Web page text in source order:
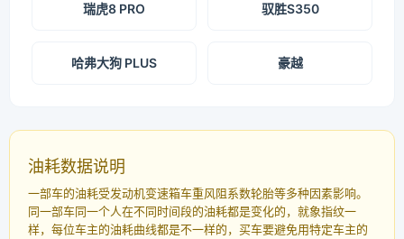
瑞虎8 PRO 驭胜S350
哈弗大狗 PLUS 豪越
油耗数据说明
一部车的油耗受发动机变速箱车重风阻系数轮胎等多种因素影响。
同一部车同一个人在不同时间段的油耗都是变化的，就象指纹一
样，每位车主的油耗曲线都是不一样的，买车要避免用特定车主的